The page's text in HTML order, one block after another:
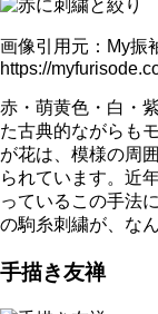
画像引用元：My振
https://
赤・萌黄色・白・
た古典的ながらも
が花は、模様の周
られています。近
っているこの手法
の駒糸刺繍が、な
手描き友禅